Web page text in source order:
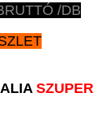
/DB
SZUPER